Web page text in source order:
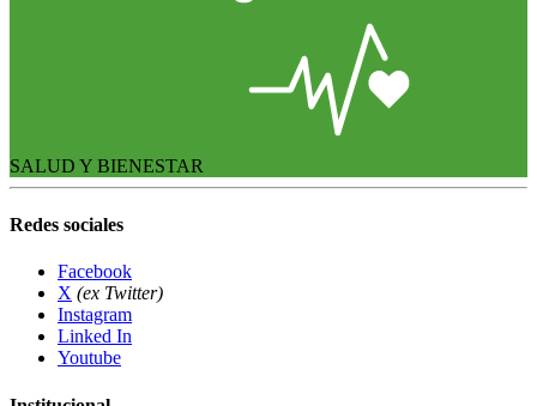
SALUD Y BIENESTAR
Redes sociales
Facebook
X (ex Twitter)
Instagram
Linked In
Youtube